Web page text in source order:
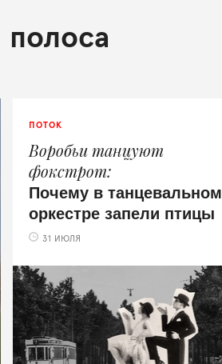
полоса
ПОТОК
Воробьи танцуют
фокстрот
Почему в танцевальном
оркестре запели птицы
31 ИЮЛЯ